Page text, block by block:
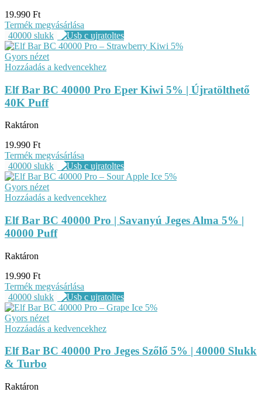
19.990 Ft
Termék megvásárlása
40000 slukk
Gyors nézet
Hozzáadás a kedvencekhez
Elf Bar BC 40000 Pro Eper Kiwi 5% | Újratölthető
40K Puff
Raktáron
19.990 Ft
Termék megvásárlása
40000 slukk
Gyors nézet
Hozzáadás a kedvencekhez
Elf Bar BC 40000 Pro | Savanyú Jeges Alma 5% |
40000 Puff
Raktáron
19.990 Ft
Termék megvásárlása
40000 slukk
Gyors nézet
Hozzáadás a kedvencekhez
Elf Bar BC 40000 Pro Jeges Szőlő 5% | 40000 Slukk
& Turbo
Raktáron